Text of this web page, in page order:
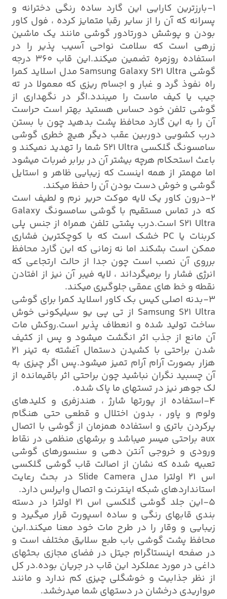
1-بارزترین کارایی این گارد ساده رنگی دخترانه و
پسرانه که آن را از سایر رقبا متمایز کرده ، فول کاور
بودن و پوشش دورتادور گوشی مانند یک ماشین
زرهی است که سلامت نواحی آسیب پذیر را در
استفاده روزمره تضمین میکند.این قاب 360 درجه
گوشی Samsung Galaxy S21 Ultra مدل اسلاید کمرا
راه نفوذ گرد و غبار و اجسام ریزی که معمولا در ته
جیب یا کیف ماست را میبندد.اگر در نگهداری از
گوشی تلفن خود حساس هستید بهتر است حراست
آن را به این گارد محافظ پشت بدهید چون با بستن
درب کشویی دوربین عقب دیگر هیچ خطری گوشی
سامسونگ گلکسی S21 Ultra شما را تهدید نمیکند و
باعث استحکام هرچه بیشتر آن در برابر ضربات میشود
اما مهمتر از همه اینست که زیبایی ظاهر و استایل
گوشی و خوش دست بودن آن را حفظ میکند.
2-درون کاور یک لایه موکت حریر نرم و لطیف است
که در تماس مستقیم با گوشی سامسونگ Galaxy
S21 Ultra است.درب پشتی تلفن همراه از جنس پلی
کربنات یا PC خشک است که با کوچکترین فشاری
ممکن است بشکند اما نه زمانی که این گارد محافظ
برروی آن نصب است چون جدا از حالت ارتجاعی که
انرژی فشار را برمیگرداند ، لایه فیبر آن نیز از افتادن
نقطه و خط های عمقی جلوگیری میکند.
3-بدنه اصلی کیس بک کاور اسلاید کمرا برای گوشی
Samsung S21 Ultra از تی پی یو سیلیکونی خوش
ساخت تولید شده و انعطاف پذیر است.روکش مات
آن مانع از جذب اثر انگشت میشود و پس از کثیف
شدن براحتی با کشیدن دستمال آغشته به تینر 21
هزار بصورت آرام آرام تمیز میشود.پس اگر چیزی به
آن چسبید نگران نباشید چون براحتی اثر باقیمانده از
لک جوهر نیز در تستهای ما پاک شده.
4-استفاده از پورتها شارژ ، هندزفری و کلیدهای
ولوم و پاور ، بدون اختلال و قطعی حتی هنگام
پرکردن باتری و استفاده همزمان از گوشی با اتصال
aux براحتی میسر میباشد و برشهای منظمی در نقاط
ورودی و خروجی آنتن دهی و سنسورهای گوشی
تعبیه شده که نشان از اصالت قاب گوشی گلکسی
اس 21 اولترا مدل Slide Camera در بحث رعایت
استانداردهای شبکه اینترنت و اتصال وایرلس دارد.
5-این جلد گوشی گلکسی اس 21 اولترا در دسته
بندی قابهای رنگی و ساده اسپورت قرار میگیرد و
زیبایی و وقار را در طرح مات خود معنا میکند.این
محافظ پشت گوشی باب طبع سلایق مختلف است و
در صفحه اینستاگرام جیتل در فضای مجازی بحثهای
داغی در مورد عملکرد این قاب در جریان بوده.در کل
از نظر جذابیت و خوشگلی چیزی کم ندارد و مانند
مرواریدی درخشان در دستهای شما میدرخشد.